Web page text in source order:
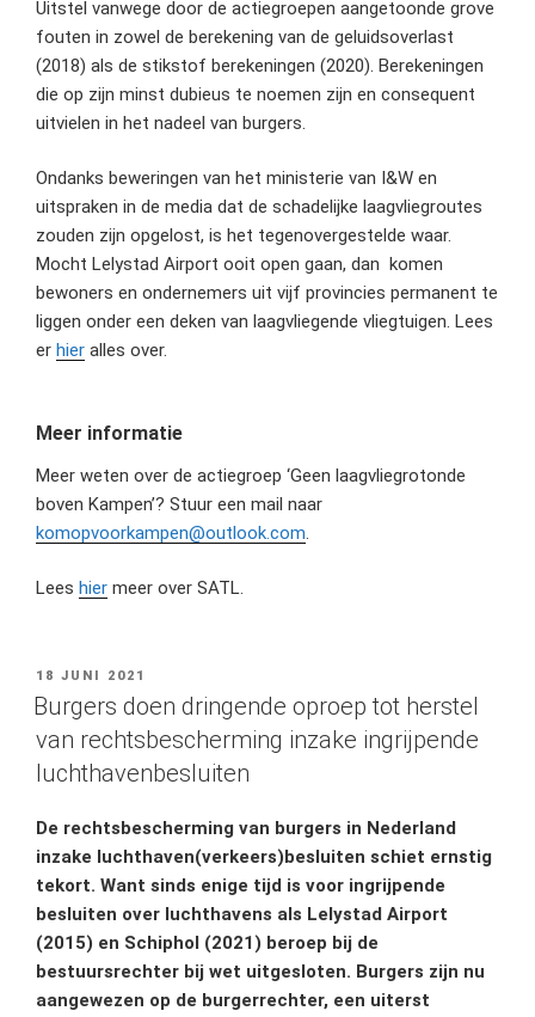
Uitstel vanwege door de actiegroepen aangetoonde grove
fouten in zowel de berekening van de geluidsoverlast
(2018) als de stikstof berekeningen (2020). Berekeningen
die op zijn minst dubieus te noemen zijn en consequent
uitvielen in het nadeel van burgers.
Ondanks beweringen van het ministerie van I&W en
uitspraken in de media dat de schadelijke laagvliegroutes
zouden zijn opgelost, is het tegenovergestelde waar.
Mocht Lelystad Airport ooit open gaan, dan komen
bewoners en ondernemers uit vijf provincies permanent te
liggen onder een deken van laagvliegende vliegtuigen. Lees
er hier alles over.
Meer informatie
Meer weten over de actiegroep ‘Geen laagvliegrotonde
boven Kampen’? Stuur een mail naar
komopvoorkampen@outlook.com.
Lees hier meer over SATL.
GEPLAATST
OP
18 JUNI 2021
Burgers doen dringende oproep tot herstel
van rechtsbescherming inzake ingrijpende
luchthavenbesluiten
De rechtsbescherming van burgers in Nederland
inzake luchthaven(verkeers)besluiten schiet ernstig
tekort. Want sinds enige tijd is voor ingrijpende
besluiten over luchthavens als Lelystad Airport
(2015) en Schiphol (2021) beroep bij de
bestuursrechter bij wet uitgesloten. Burgers zijn nu
aangewezen op de burgerrechter, een uiterst